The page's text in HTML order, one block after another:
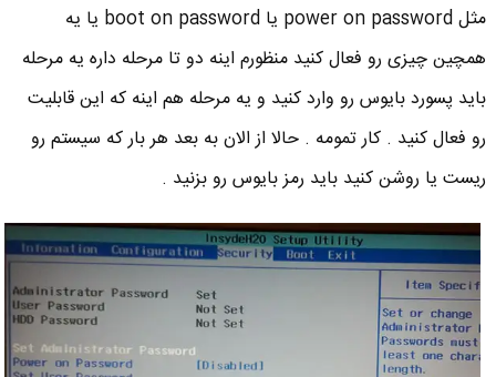
مثل power on password یا boot on password یا یه
همچین چیزی رو فعال کنید منظورم اینه دو تا مرحله داره یه مرحله
باید پسورد بایوس رو وارد کنید و یه مرحله هم اینه که این قابلیت
رو فعال کنید . کار تمومه . حالا از الان به بعد هر بار که سیستم رو
ریست یا روشن کنید باید رمز بایوس رو بزنید .